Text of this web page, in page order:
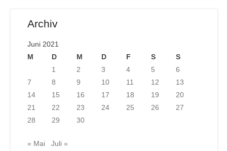
Archiv
Juni 2021
M
D M D F S
S
1
2 3 4 5
6
7
8 9 10 11 12
13
14
15 16 17 18 19
20
21
22 23 24 25 26
27
28
29 30
« Mai Juli »